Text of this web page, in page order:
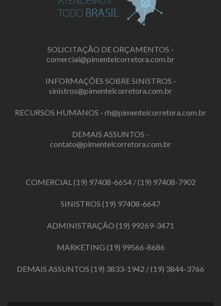
SOLICITAÇÃO DE ORÇAMENTOS -
comercial@pimentelcorretora.com.br
INFORMAÇÕES SOBRE SINISTROS -
sinistros@pimentelcorretora.com.br
RECURSOS HUMANOS - rh@pimentelcorretora.com.br
DEMAIS ASSUNTOS -
contato@pimentelcorretora.com.br
COMERCIAL(19) 97408-6654/(19) 97408-7902
SINISTROS (19) 97408-6647
ADMINISTRAÇÃO (19) 99269-3471
MARKETING (19) 99566-8686
DEMAIS ASSUNTOS (19) 3833-1942 /(19) 3844-3766